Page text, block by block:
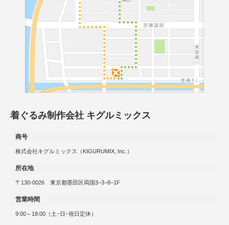
着ぐるみ制作会社 キグルミックス
商号
株式会社キグルミックス（KIGURUMIX, Inc.）
所在地
〒130-0026 東京都墨田区両国3−3−8−1F
営業時間
9:00～18:00（土･日･祝日定休）